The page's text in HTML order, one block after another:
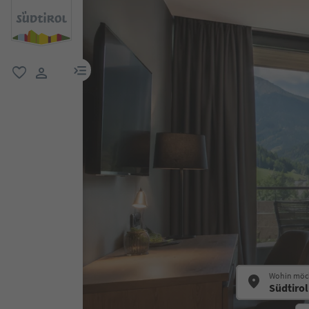
menu link
Wohin